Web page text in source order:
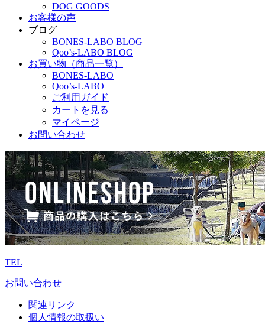
DOG GOODS
お客様の声
ブログ
BONES-LABO BLOG
Qoo’s-LABO BLOG
お買い物（商品一覧）
BONES-LABO
Qoo’s-LABO
ご利用ガイド
カートを見る
マイページ
お問い合わせ
TEL
お問い合わせ
関連リンク
個人情報の取扱い